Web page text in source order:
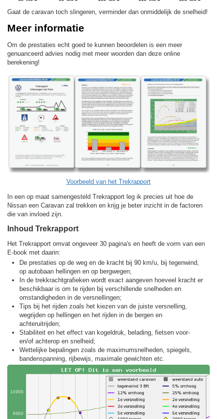
Gaat de caravan toch slingeren, verminder dan onmiddelijk de snelheid!
Meer informatie
Om de prestaties echt goed te kunnen beoordelen is een meer
genuanceerd advies nodig met meer woorden dan deze online
berekening!
Voorbeeld van het Trekrapport
In een op maat samengesteld Trekrapport leg ik precies uit hoe de
Nissan een Caravan zal trekken en krijg je beter inzicht in de factoren
die van invloed zijn.
Inhoud Trekrapport
Het Trekrapport omvat ongeveer 30 pagina's en heeft de vorm van een
E-book met daarin:
De prestaties op de weg en de kracht bij 90 km/u, bij tegenwind,
op autobaan hellingen en op bergwegen;
In de trekkracht­grafieken wordt exact aangeven hoeveel kracht er
beschikbaar is om te rijden bij verschillende snelheden en
omstandigheden in de versnellingen;
Tips bij het rijden zoals het kiezen van de juiste versnelling,
wegrijden op hellingen en het rijden in de bergen en
achteruitrijden;
Stabiliteit en het effect van kogeldruk, belading, fietsen voor-
en/of achterop en snelheid;
Wettelijke bepalingen zoals de maximumsnelheden, spiegels,
bandenspanning, rijbewijs, maximale gewichten etc.